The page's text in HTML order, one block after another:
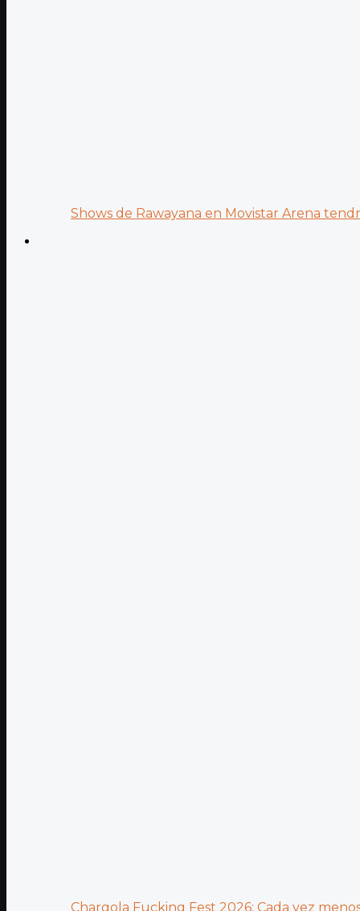
Shows de Rawayana en Movistar Arena
Chargola Fucking Fest 2026: Cada vez